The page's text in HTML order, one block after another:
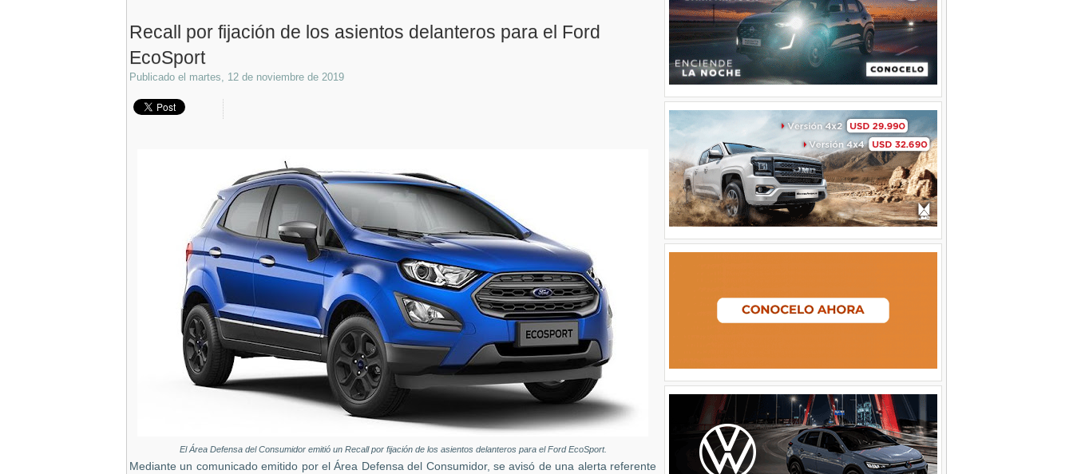
Recall por fijación de los asientos delanteros para el Ford
EcoSport
Publicado el martes, 12 de noviembre de 2019
El Área Defensa del Consumidor emitió un Recall por fijación de los asientos delanteros para el Ford EcoSport.
Mediante un comunicado emitido por el Área Defensa del Consumidor, se avisó de una alerta referente